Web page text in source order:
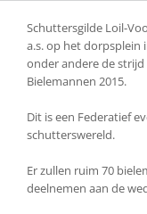
Schuttersgilde Loil-
a.s. op het dorpsplein
onder andere de
Bielemannen 2015.
Dit is een Federatief
schutterswereld.
Er zullen ruim 70
deelnemen aan de